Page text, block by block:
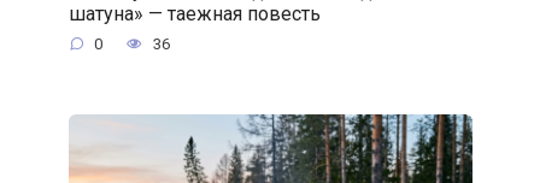
шатуна» — таежная повесть
0 36